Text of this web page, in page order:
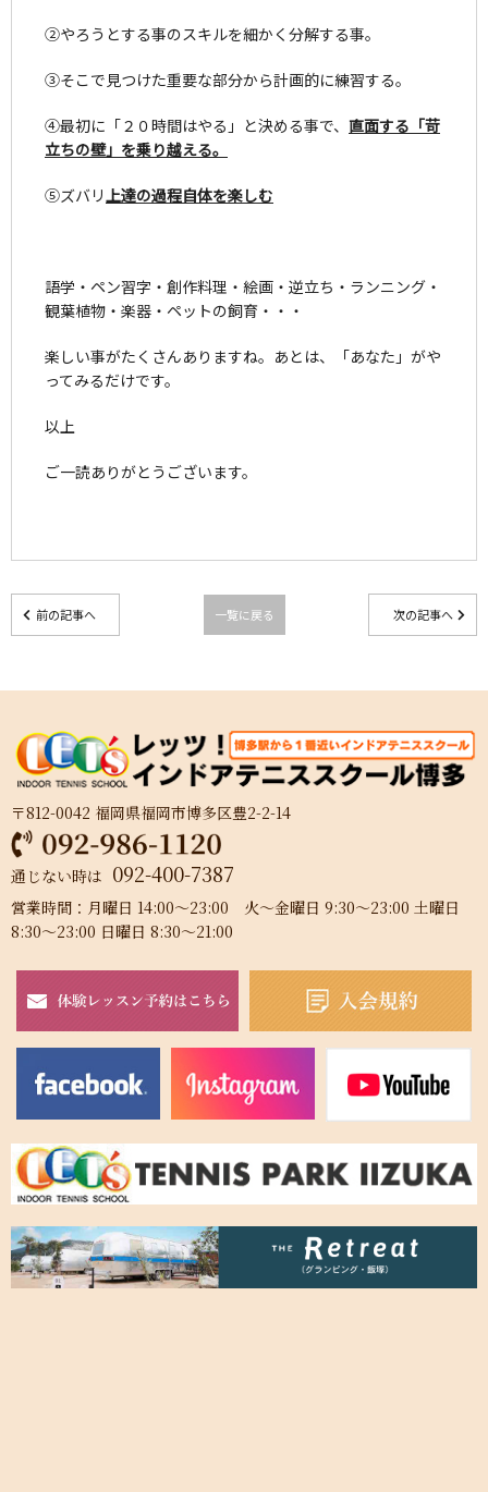
②やろうとする事のスキルを細かく分解する事。
③そこで見つけた重要な部分から計画的に練習する。
④最初に「２０時間はやる」と決める事で、 直面する「苛
立ちの壁」を乗り越える。
⑤ズバリ上達の過程自体を楽しむ
語学・ペン習字・創作料理・絵画・逆立ち・ランニング・
観葉植物・楽器・ペットの飼育・・・
楽しい事がたくさんありますね。あとは、「あなた」がや
ってみるだけです。
以上
ご一読ありがとうございます。
前の記事へ 一覧に戻る 次の記事へ
〒812-0042 福岡県福岡市博多区豊2-2-14
通じない時は 092-400-7387
営業時間：月曜日 14:00～23:00 火～金曜日 9:30～23:00 土曜日
8:30～23:00 日曜日 8:30～21:00